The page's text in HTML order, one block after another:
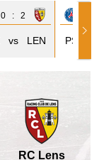
0 : 2
vs LEN PSG
RC Lens